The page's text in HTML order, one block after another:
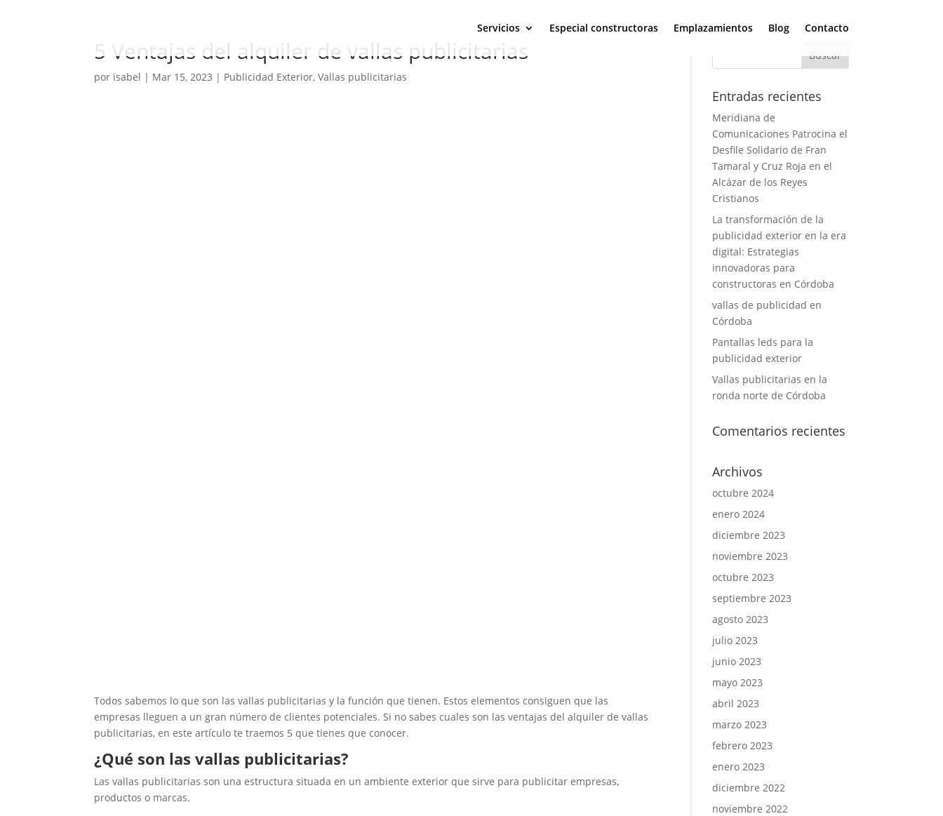
Servicios Especial constructoras Emplazamientos Blog Contacto
5 Ventajas del alquiler de vallas publicitarias
por isabel | Mar 15, 2023 | Publicidad Exterior,Vallas publicitarias
Todos sabemos lo que son las vallas publicitarias y la función que tienen. Estos elementos consiguen que las
empresas lleguen a un gran número de clientes potenciales. Si no sabes cuales son las ventajas del alquiler de vallas
publicitarias, en este artículo te traemos 5 que tienes que conocer.
¿Qué son las vallas publicitarias?
Las vallas publicitarias son una estructura situada en un ambiente exterior que sirve para publicitar empresas,
productos o marcas.
Entradas recientes
Meridiana de
Comunicaciones Patrocina el
Desfile Solidario de Fran
Tamaral y Cruz Roja en el
Alcázar de los Reyes
Cristianos
La transformación de la
publicidad exterior en la era
digital: Estrategias
innovadoras para
constructoras en Córdoba
vallas de publicidad en
Córdoba
Pantallas leds para la
publicidad exterior
Vallas publicitarias en la
ronda norte de Córdoba
Comentarios recientes
Archivos
octubre 2024
enero 2024
diciembre 2023
noviembre 2023
octubre 2023
septiembre 2023
agosto 2023
julio 2023
junio 2023
mayo 2023
abril 2023
marzo 2023
febrero 2023
enero 2023
diciembre 2022
noviembre 2022